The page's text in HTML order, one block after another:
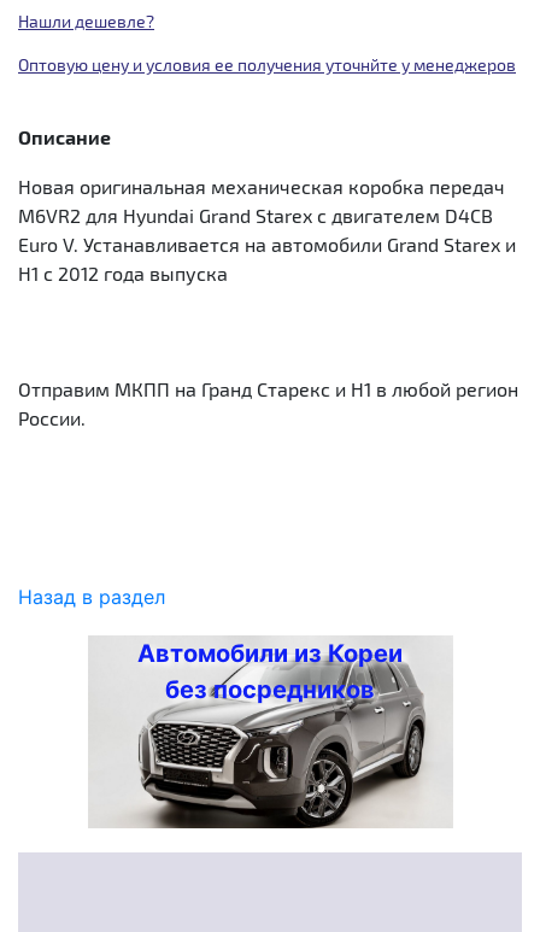
Нашли дешевле?
Оптовую цену и условия ее получения уточнйте у менеджеров
Описание
Новая оригинальная механическая коробка передач
M6VR2 для Hyundai Grand Starex с двигателем D4CB
Euro V. Устанавливается на автомобили Grand Starex и
H1 с 2012 года выпуска
Отправим МКПП на Гранд Старекс и Н1 в любой регион
России.
Назад в раздел
Автомобили из Кореи
без посредников